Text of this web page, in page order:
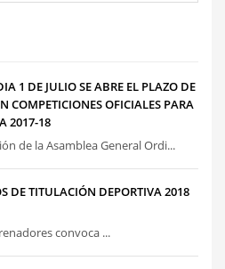
1 DE JULIO SE ABRE EL PLAZO DE
COMPETICIONES OFICIALES PARA
2017-18
de la Asamblea General Ordi...
DE TITULACIÓN DEPORTIVA 2018
convoca ...